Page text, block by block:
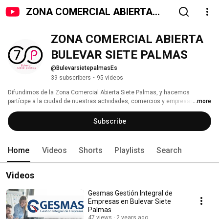
ZONA COMERCIAL ABIERTA
ZONA COMERCIAL ABIERTA
BULEVAR SIETE PALMAS
@BulevarsietepalmasEs
39 subscribers • 95 videos
Difundimos de la Zona Comercial Abierta Siete Palmas, y hacemos
partícipe a la ciudad de nuestras actvidades, comercios y empresas. ...more
Subscribe
Home Videos Shorts Playlists Search
Videos
Gesmas Gestión Integral de
Empresas en Bulevar Siete
Palmas
47 views 2 years ago